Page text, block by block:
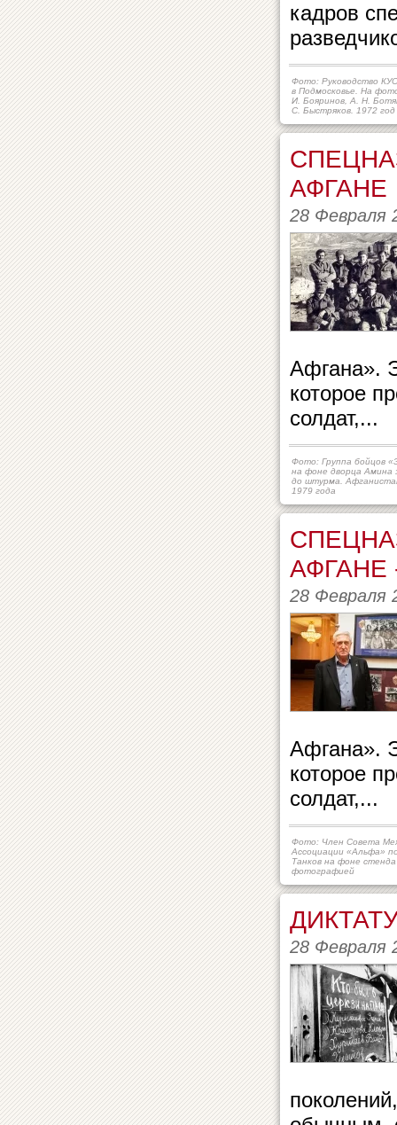
кадров
Фото: Руководство
в Подмосковье. На
И. Бояринов, А. Н.
С. Быстряков. 1972 год
АФГАНЕ
28 Февраля
Афгана».
которое
солдат,...
Фото: Группа бойцов
на фоне дворца Амина
до штурма.
1979 года
АФГАНЕ
28 Февраля
Афгана».
которое
солдат,...
Фото: Член Совета
Ассоциации «Альфа»
Танков на фоне стенда
фотографией
28 Февраля